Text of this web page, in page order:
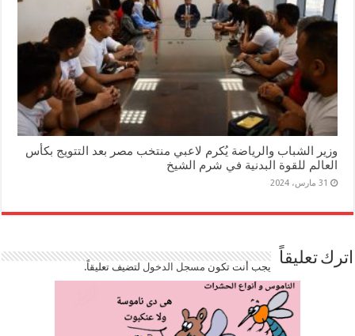
وزير الشباب والرياضة يُكرم لاعبي منتخب مصر بعد التتويج بكأس
العالم للقوة البدنية في شرم الشيخ
31 مارس، 2024
اترك تعليقاً يجب أنت تكون مسجل الدخوللتضيف تعليقاً.